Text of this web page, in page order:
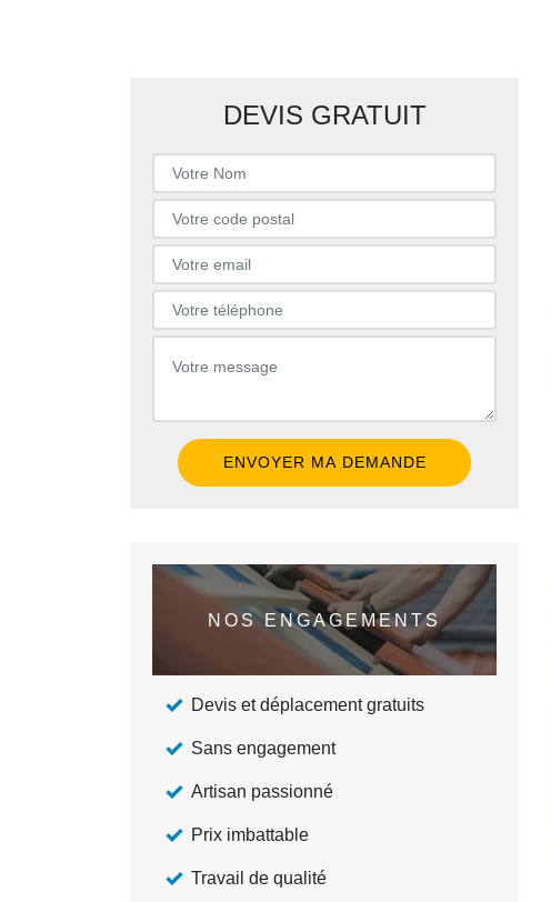
DEVIS GRATUIT
NOS ENGAGEMENTS
Devis et déplacement gratuits
Sans engagement
Artisan passionné
Prix imbattable
Travail de qualité